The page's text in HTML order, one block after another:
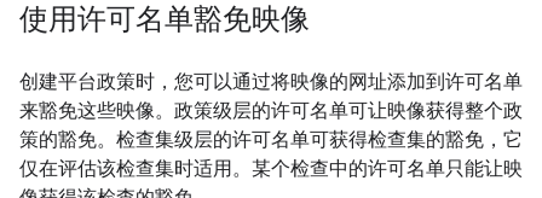
使用许可名单豁免映像
创建平台政策时，您可以通过将映像的网址添加到许可名单
来豁免这些映像。政策级层的许可名单可让映像获得整个政
策的豁免。检查集级层的许可名单可获得检查集的豁免，它
仅在评估该检查集时适用。某个检查中的许可名单只能让映